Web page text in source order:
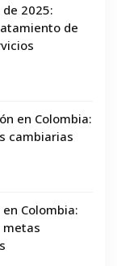
2025:
de
en Colombia:
cambiarias
Colombia:
metas